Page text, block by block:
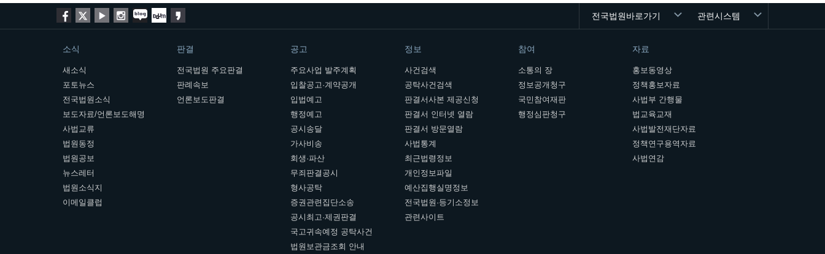
전국법원바로가기 관련시스템
소식
새소식
포토뉴스
전국법원소식
보도자료/언론보도해명
사법교류
법원동정
법원공보
뉴스레터
법원소식지
이메일클럽
판결
전국법원 주요판결
판례속보
언론보도판결
공고
주요사업 발주계획
입찰공고·계약공개
입법예고
행정예고
공시송달
가사비송
회생·파산
무죄판결공시
형사공탁
증권관련집단소송
공시최고·제권판결
국고귀속예정 공탁사건
법원보관금조회 안내
정보
사건검색
공탁사건검색
판결서사본 제공신청
판결서 인터넷 열람
판결서 방문열람
사법통계
최근법령정보
개인정보파일
예산집행실명정보
전국법원·등기소정보
관련사이트
참여
소통의 장
정보공개청구
국민참여재판
행정심판청구
자료
홍보동영상
정책홍보자료
사법부 간행물
법교육교재
사법발전재단자료
정책연구용역자료
사법연감